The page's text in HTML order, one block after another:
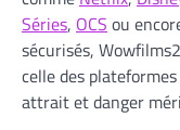
Séries, OCS ou
sécurisés,
celle des
attrait et danger